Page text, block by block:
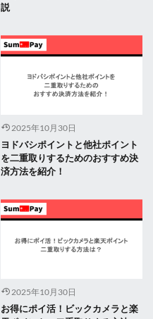
説
2025年10月30日
ヨドバシポイントと他社ポイント
を二重取りするためのおすすめ決
済方法を紹介！
2025年10月30日
お得にポイ活！ビックカメラと楽